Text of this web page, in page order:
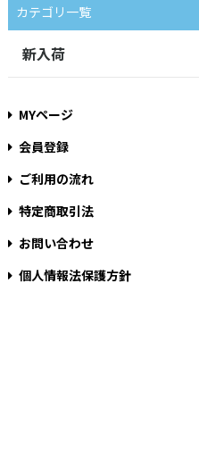
カテゴリ一覧
新入荷
MYページ
会員登録
ご利用の流れ
特定商取引法
お問い合わせ
個人情報法保護方針